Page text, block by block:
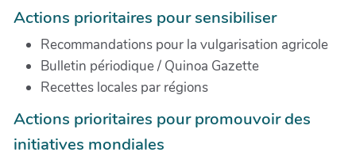
Actions prioritaires pour sensibiliser
Recommandations pour la vulgarisation agricole
Bulletin périodique / Quinoa Gazette
Recettes locales par régions
Actions prioritaires pour promouvoir des
initiatives mondiales